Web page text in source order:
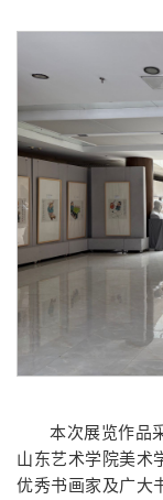
本次展览作品
山东艺术学院美术
优秀书画家及广大